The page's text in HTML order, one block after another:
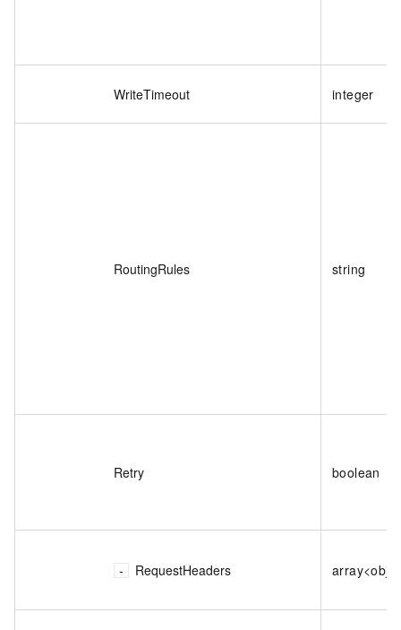
WriteTimeout integer
RoutingRules string
Retry boolean
RequestHeaders